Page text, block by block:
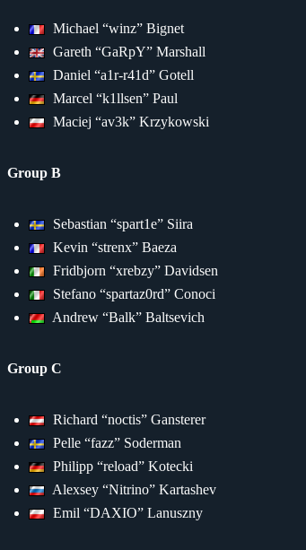
Michael “winz” Bignet
Gareth “GaRpY” Marshall
Daniel “a1r-r41d” Gotell
Marcel “k1llsen” Paul
Maciej “av3k” Krzykowski
Group B
Sebastian “spart1e” Siira
Kevin “strenx” Baeza
Fridbjorn “xrebzy” Davidsen
Stefano “spartaz0rd” Conoci
Andrew “Balk” Baltsevich
Group C
Richard “noctis” Gansterer
Pelle “fazz” Soderman
Philipp “reload” Kotecki
Alexsey “Nitrino” Kartashev
Emil “DAXIO” Lanuszny